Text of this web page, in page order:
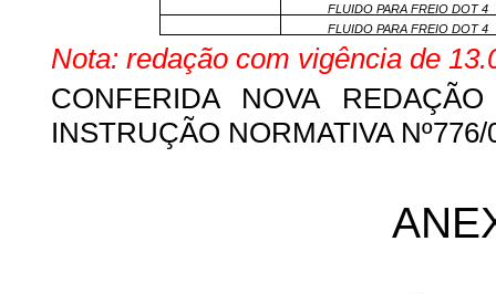
FLUIDO PARA FREIO DOT 4
FLUIDO PARA FREIO DOT 4
Nota: redação com vigência de
CONFERIDA NOVA
INSTRUÇÃO NORMATIVA